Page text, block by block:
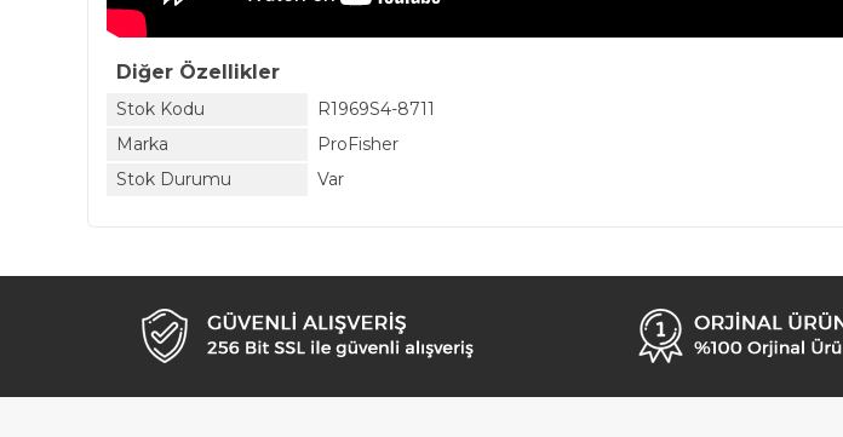
Diğer Özellikler
Stok Kodu
R1969S4-8711
Marka
ProFisher
Stok Durumu
Var